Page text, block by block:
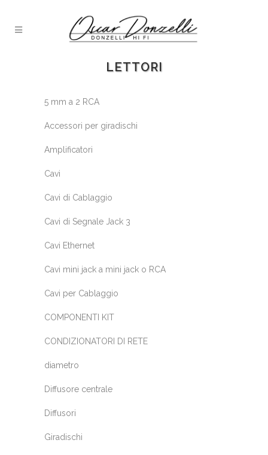
LETTORI
5 mm a 2 RCA
Accessori per giradischi
Amplificatori
Cavi
Cavi di Cablaggio
Cavi di Segnale Jack 3
Cavi Ethernet
Cavi mini jack a mini jack o RCA
Cavi per Cablaggio
COMPONENTI KIT
CONDIZIONATORI DI RETE
diametro
Diffusore centrale
Diffusori
Giradischi